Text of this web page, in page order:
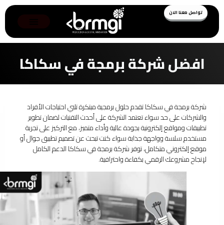
تواصل معنا الان
افضل شركة برمجة في سكاكا
شركة برمجة في سكاكا تقدم حلول برمجية مبتكرة تلبي احتياجات الأفراد
والشركات على حد سواء تعتمد الشركة على أحدث التقنيات لضمان تطوير
تطبيقات ومواقع إلكترونية بجودة عالية وأداء متميز، مع التركيز على تجربة
مستخدم سلسة وواجهة جذابة سواء كنت تبحث عن تصميم تطبيق جوال أو
موقع إلكتروني متكامل، توفر شركة برمجة في سكاكا الدعم الكامل
لإنجاح مشروعك الرقمي بكفاءة واحترافية.